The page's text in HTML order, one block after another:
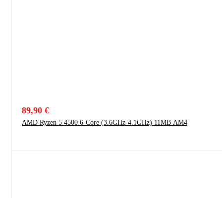
89,90 €
AMD Ryzen 5 4500 6-Core (3.6GHz-4.1GHz) 11MB AM4